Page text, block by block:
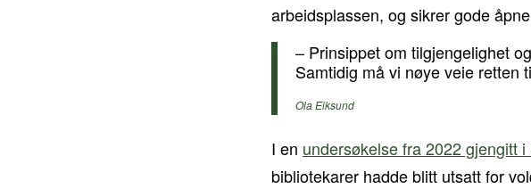
arbeidsplassen, og sikrer gode
– Prinsippet om tilgjengelighet
Samtidig må vi nøye veie retten
Ola Eiksund
I en undersøkelse fra 2022 gjengitt
bibliotekarer hadde blitt utsatt for